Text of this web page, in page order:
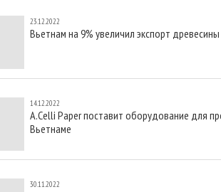
23.12.2022
Вьетнам на 9% увеличил экспорт
14.12.2022
A.Celli Paper поставит оборудование для
Вьетнаме
30.11.2022